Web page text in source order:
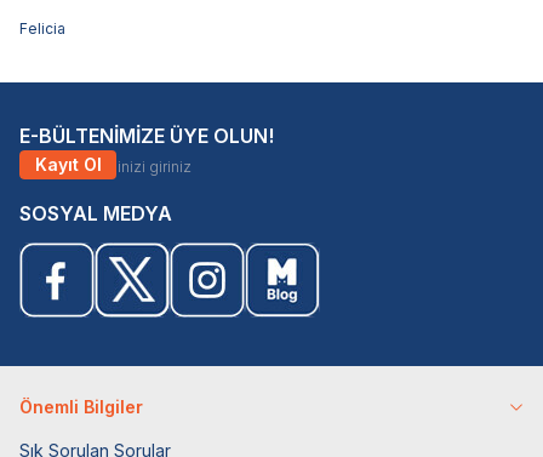
Felicia
E-BÜLTENİMİZE ÜYE OLUN!
Kayıt Ol
SOSYAL MEDYA
Önemli Bilgiler
Sık Sorulan Sorular